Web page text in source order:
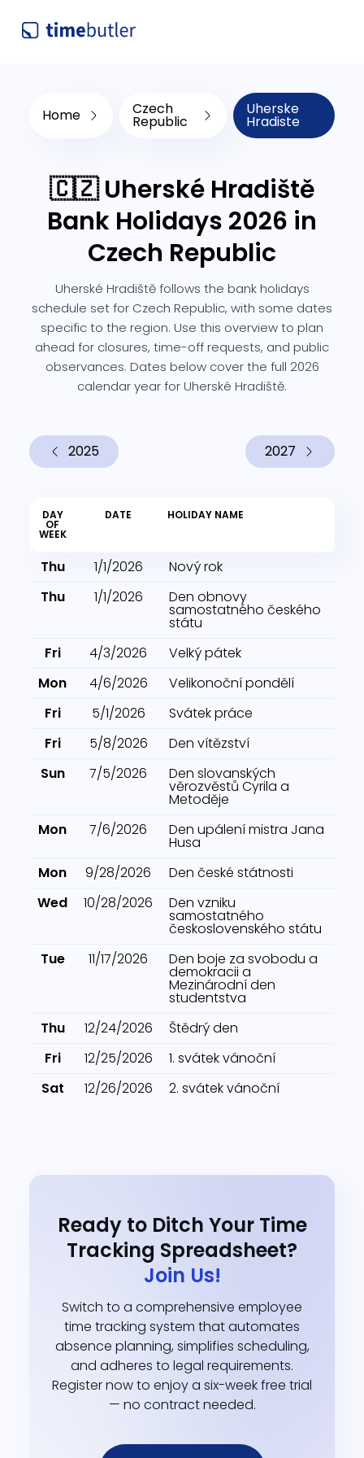
Home Czech
Republic
Uherske
Hradiste
🇨🇿 Uherské Hradiště
Bank Holidays 2026 in
Czech Republic
Uherské Hradiště follows the bank holidays
schedule set for Czech Republic, with some dates
specific to the region. Use this overview to plan
ahead for closures, time-off requests, and public
observances. Dates below cover the full 2026
calendar year for Uherské Hradiště.
2025 2027
DAY
OF
WEEK
DATE HOLIDAY NAME
Thu 1/1/2026
Nový rok
Thu
1/1/2026 Den obnovy
samostatného českého
státu
Fri
4/3/2026
Velký pátek
Mon
4/6/2026
Velikonoční pondělí
Fri
5/1/2026
Svátek práce
Fri
5/8/2026
Den vítězství
Sun
7/5/2026 Den slovanských
věrozvěstů Cyrila a
Metoděje
Mon
7/6/2026 Den upálení mistra Jana
Husa
Mon
9/28/2026
Den české státnosti
Wed
10/28/2026 Den vzniku
samostatného
československého státu
Tue
11/17/2026 Den boje za svobodu a
demokracii a
Mezinárodní den
studentstva
Thu
12/24/2026
Štědrý den
Fri
12/25/2026
1. svátek vánoční
Sat
12/26/2026 2. svátek vánoční
Ready to Ditch Your Time
Tracking Spreadsheet?
Join Us!
Switch to a comprehensive employee
time tracking system that automates
absence planning, simplifies scheduling,
and adheres to legal requirements.
Register now to enjoy a six-week free trial
— no contract needed.